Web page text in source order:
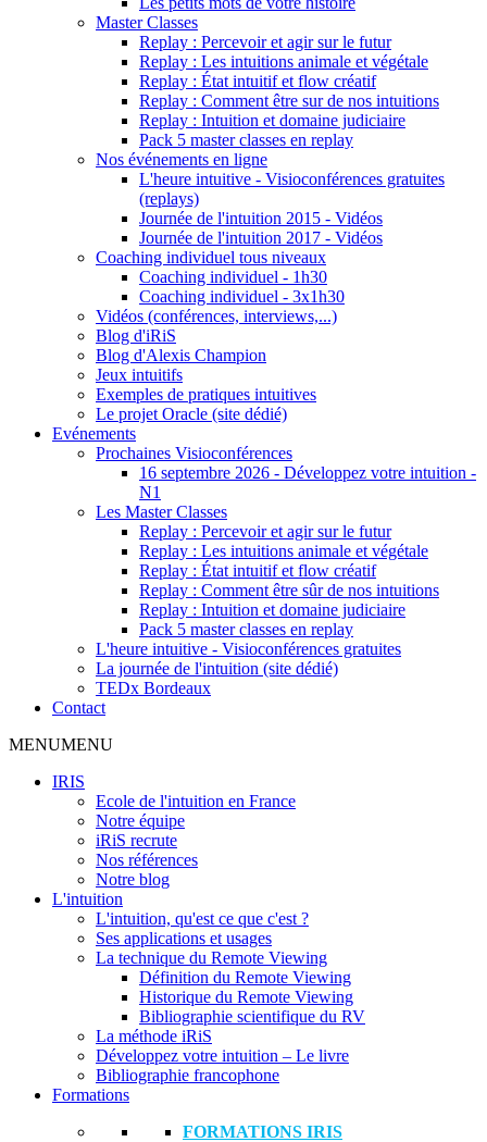
Master Classes
Replay : Percevoir et agir sur le futur
Replay : Les intuitions animale et végétale
Replay : État intuitif et flow créatif
Replay : Comment être sur de nos intuitions
Replay : Intuition et domaine judiciaire
Pack 5 master classes en replay
Nos événements en ligne
L'heure intuitive - Visioconférences gratuites
(replays)
Journée de l'intuition 2015 - Vidéos
Journée de l'intuition 2017 - Vidéos
Coaching individuel tous niveaux
Coaching individuel - 1h30
Coaching individuel - 3x1h30
Vidéos (conférences, interviews,...)
Blog d'iRiS
Blog d'Alexis Champion
Jeux intuitifs
Exemples de pratiques intuitives
Le projet Oracle (site dédié)
Evénements
Prochaines Visioconférences
16 septembre 2026 - Développez votre intuition -
N1
Les Master Classes
Replay : Percevoir et agir sur le futur
Replay : Les intuitions animale et végétale
Replay : État intuitif et flow créatif
Replay : Comment être sûr de nos intuitions
Replay : Intuition et domaine judiciaire
Pack 5 master classes en replay
L'heure intuitive - Visioconférences gratuites
La journée de l'intuition (site dédié)
TEDx Bordeaux
Contact
MENUMENU
IRIS
Ecole de l'intuition en France
Notre équipe
iRiS recrute
Nos références
Notre blog
L'intuition
L'intuition, qu'est ce que c'est ?
Ses applications et usages
La technique du Remote Viewing
Définition du Remote Viewing
Historique du Remote Viewing
Bibliographie scientifique du RV
La méthode iRiS
Développez votre intuition – Le livre
Bibliographie francophone
Formations
FORMATIONS IRIS